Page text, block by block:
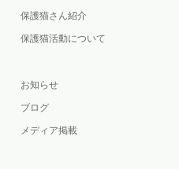
保護猫さん紹介
保護猫活動について
お知らせ
ブログ
メディア掲載